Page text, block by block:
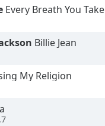
Every Breath You Take
Billie Jean
My Religion